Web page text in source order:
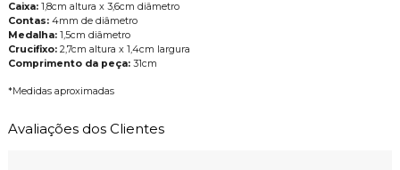
Caixa:1,8cm altura x 3,6cm diâmetro
Contas:4mm de diâmetro
Medalha:1,5cm diâmetro
Crucifixo:2,7cm altura x 1,4cm largura
Comprimento da peça:31cm
*Medidas aproximadas
Avaliações dos Clientes